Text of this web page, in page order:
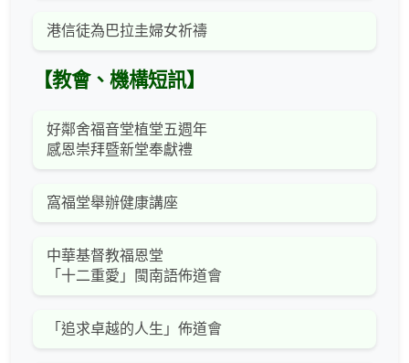
港信徒為巴拉圭婦女祈禱
【教會、機構短訊】
好鄰舍福音堂植堂五週年
感恩崇拜暨新堂奉獻禮
窩福堂舉辦健康講座
中華基督教福恩堂
「十二重愛」閩南語佈道會
「追求卓越的人生」佈道會